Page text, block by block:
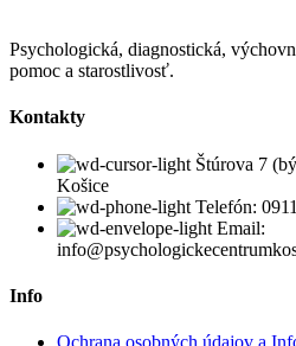
Psychologická, diagnostická,
pomoc a starostlivosť.
Kontakty
Štúrova 7
Košice
Telefón:
Email:
Info
Ochrana osobných údajov a